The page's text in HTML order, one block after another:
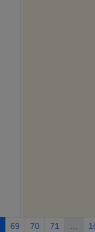
69 70 71